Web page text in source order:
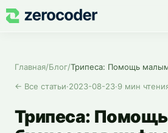
Главная/Блог/
← Все статьи·2023-08-23·9 мин
Трипеса: